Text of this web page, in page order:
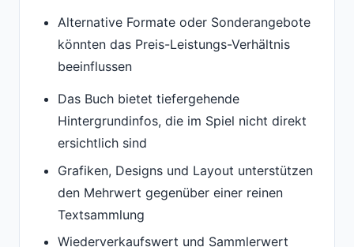
Alternative Formate oder Sonderangebote
könnten das Preis-Leistungs-Verhältnis
beeinflussen
Das Buch bietet tiefergehende
Hintergrundinfos, die im Spiel nicht direkt
ersichtlich sind
Grafiken, Designs und Layout unterstützen
den Mehrwert gegenüber einer reinen
Textsammlung
Wiederverkaufswert und Sammlerwert